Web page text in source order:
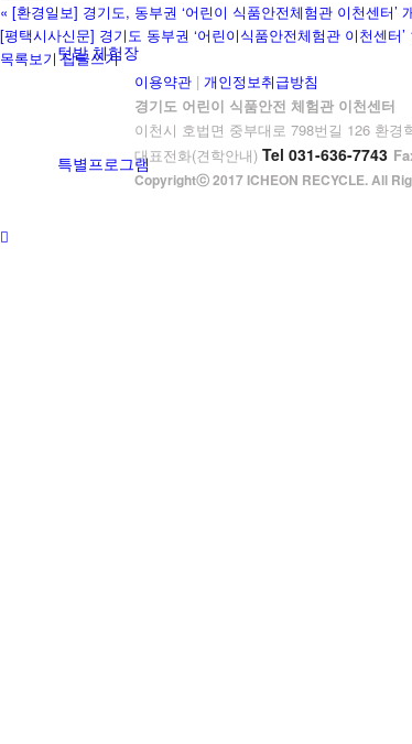
텃밭 체험장
특별프로그램
« [환경일보] 경기도, 동부권 ‘어린이 식품안전체험관 이천센터’
[평택시사신문] 경기도 동부권 ‘어린이식품안전체험관 이천센터’
목록보기 답글쓰기
이용약관 | 개인정보취급방침
경기도 어린이 식품안전 체험관 이천센터
이천시 호법면 중부대로 798번길 126 환경
대표전화(견학안내) Tel 031-636-7743
Copyrightⓒ 2017 ICHEON RECYCLE. All